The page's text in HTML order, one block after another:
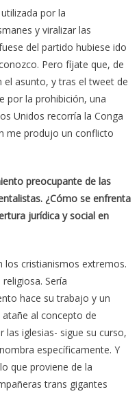
por la
y viralizar las
del partido hubiese ido
Pero fíjate que, de
asunto, y tras el tweet de
por la prohibición, una
Unidos recorría la Conga
me produjo un conflicto
preocupante de las
¿Cómo se enfrenta
jurídica y social en
los cristianismos extremos.
Sería
hace su trabajo y un
al concepto de
iglesias- sigue su curso,
específicamente. Y
que proviene de la
trans gigantes